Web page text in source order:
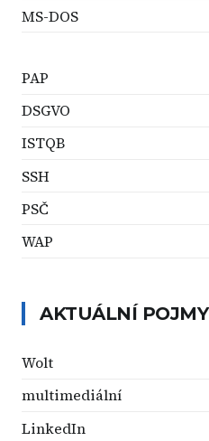
MS-DOS
PAP
DSGVO
ISTQB
SSH
PSČ
WAP
AKTUÁLNÍ POJMY
Wolt
multimediální
LinkedIn